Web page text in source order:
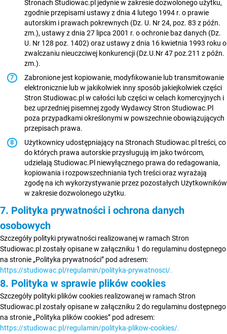
Stronach Studiowac.pl jedynie w zakresie dozwolonego użytku,
zgodnie przepisami ustawy z dnia 4 lutego 1994 r. o prawie
autorskim i prawach pokrewnych (Dz. U. Nr 24, poz. 83 z późn.
zm.), ustawy z dnia 27 lipca 2001 r. o ochronie baz danych (Dz.
U. Nr 128 poz. 1402) oraz ustawy z dnia 16 kwietnia 1993 roku o
zwalczaniu nieuczciwej konkurencji (Dz.U.Nr 47 poz.211 z późn.
zm.).
Zabronione jest kopiowanie, modyfikowanie lub transmitowanie
elektronicznie lub w jakikolwiek inny sposób jakiejkolwiek części
Stron Studiowac.pl w całości lub części w celach komercyjnych i
bez uprzedniej pisemnej zgody Wydawcy Stron Studiowac.Pl
poza przypadkami określonymi w powszechnie obowiązujących
przepisach prawa.
Użytkownicy udostępniający na Stronach Studiowac.pl treści, co
do których prawa autorskie przysługują im jako twórcom,
udzielają Studiowac.Pl niewyłącznego prawa do redagowania,
kopiowania i rozpowszechniania tych treści oraz wyrażają
zgodę na ich wykorzystywanie przez pozostałych Użytkowników
w zakresie dozwolonego użytku.
7. Polityka prywatności i ochrona danych
osobowych
Szczegóły polityki prywatności realizowanej w ramach Stron
Studiowac.pl zostały opisane w załączniku 1 do regulaminu dostępnego
na stronie „Polityka prywatności” pod adresem:
https://studiowac.pl/regulamin/polityka-prywatnosci/.
8. Polityka w sprawie plików cookies
Szczegóły polityki plików cookies realizowanej w ramach Stron
Studiowac.pl zostały opisane w załączniku 2 do regulaminu dostępnego
na stronie „Polityka plików cookies” pod adresem:
https://studiowac.pl/regulamin/polityka-plikow-cookies/.